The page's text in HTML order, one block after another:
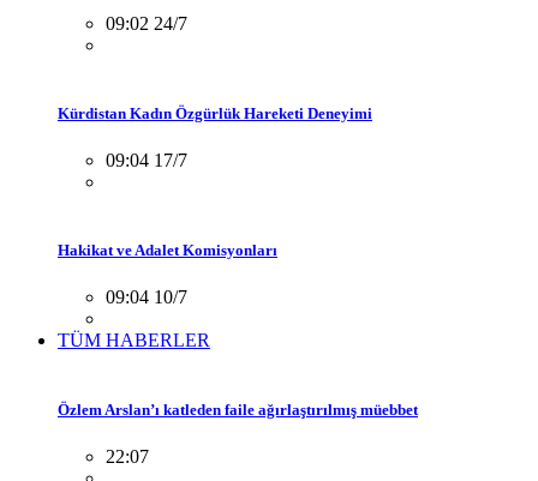
09:02 24/7
Kürdistan Kadın Özgürlük Hareketi Deneyimi
09:04 17/7
Hakikat ve Adalet Komisyonları
09:04 10/7
TÜM HABERLER
Özlem Arslan’ı katleden faile ağırlaştırılmış müebbet
22:07